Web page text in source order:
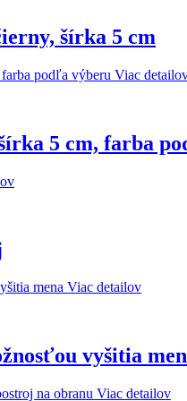
šírka 5 cm
Viac
5 cm, farba
Viac detailov
vyšitia
Viac detailov